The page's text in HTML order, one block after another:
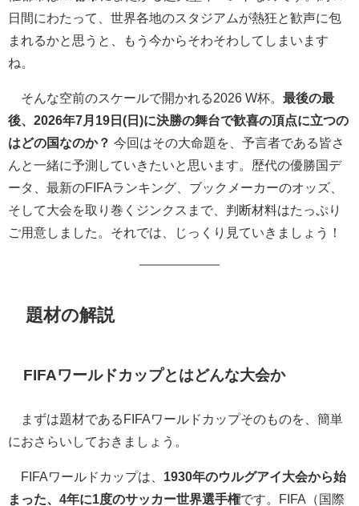
日間にわたって、世界各地のスタジアムが熱狂と歓声に包
まれるかと思うと、もう今からそわそわしてしまいます
ね。
そんな空前のスケールで開かれる2026 W杯。 最後の最
後、2026年7月19日(日)に決勝の舞台で歓喜の頂点に立つの
はどの国なのか？ 今回はその大命題を、予言者である皆さ
んと一緒に予測していきたいと思います。歴代の優勝国デ
ータ、最新のFIFAランキング、ブックメーカーのオッズ、
そして大会を取り巻くジンクスまで、判断材料はたっぷり
ご用意しました。それでは、じっくり見ていきましょう！
題材の解説
FIFAワールドカップとはどんな大会か
まずは題材であるFIFAワールドカップそのものを、簡単
におさらいしておきましょう。
FIFAワールドカップは、 1930年のウルグアイ大会から始
まった、4年に1度のサッカー世界選手権です。FIFA（国際